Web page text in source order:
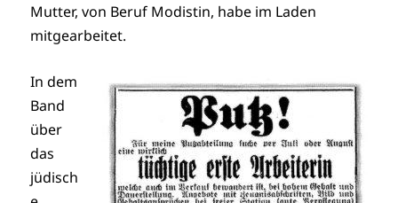
Mutter, von Beruf Modistin, habe im Laden
mitgearbeitet.
In dem
Band
über
das
jüdisch